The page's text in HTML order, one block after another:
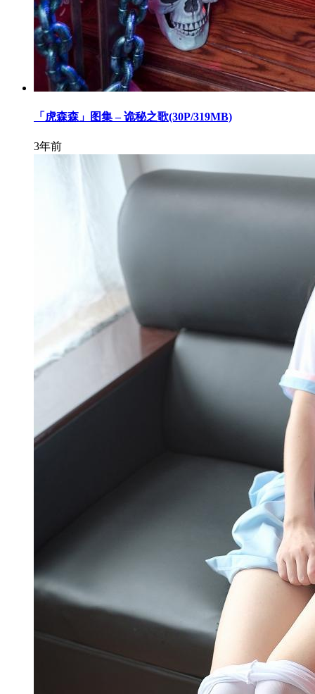
「虎森森」图集 – 诡秘之歌(30P/319MB)
3年前